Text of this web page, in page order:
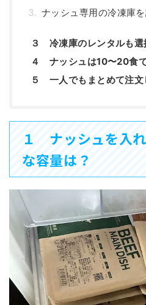
ナッシュ専用の冷凍庫
３ 冷凍庫のレンタルも選
４ ナッシュは10〜20食
５ 一人でもまとめて注文
１ ナッシュを入
な容量は？